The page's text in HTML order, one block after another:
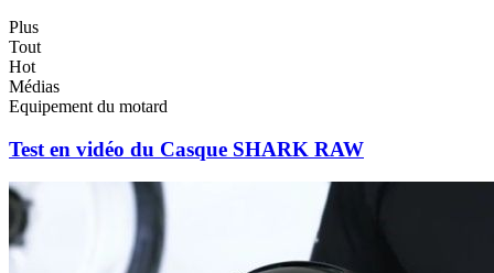
Plus
Tout
Hot
Médias
Equipement du motard
Test en vidéo du Casque SHARK RAW